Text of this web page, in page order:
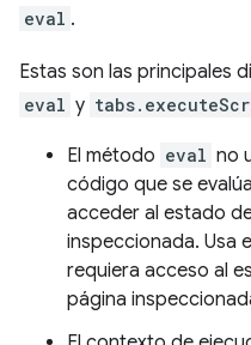
eval .
Estas son las principales
eval y
El método eval no
código que se
acceder al estado
inspeccionada. Usa
requiera acceso al
página